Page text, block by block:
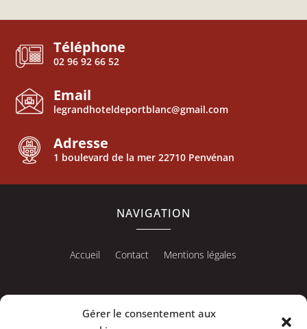
Gérer le consentement aux
Téléphone
02 96 92 66 52
Email
legrandhoteldeportblanc@gmail.com
Adresse
1 boulevard de la mer 22710 Penvénan
NAVIGATION
Accueil Contact Mentions légales
RÉALISATION